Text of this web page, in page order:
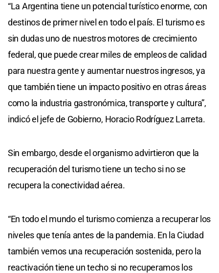
“La Argentina tiene un potencial turístico enorme, con
destinos de primer nivel en todo el país. El turismo es
sin dudas uno de nuestros motores de crecimiento
federal, que puede crear miles de empleos de calidad
para nuestra gente y aumentar nuestros ingresos, ya
que también tiene un impacto positivo en otras áreas
como la industria gastronómica, transporte y cultura”,
indicó el jefe de Gobierno, Horacio Rodríguez Larreta.
Sin embargo, desde el organismo advirtieron que la
recuperación del turismo tiene un techo si no se
recupera la conectividad aérea.
“En todo el mundo el turismo comienza a recuperar los
niveles que tenía antes de la pandemia. En la Ciudad
también vemos una recuperación sostenida, pero la
reactivación tiene un techo si no recuperamos los